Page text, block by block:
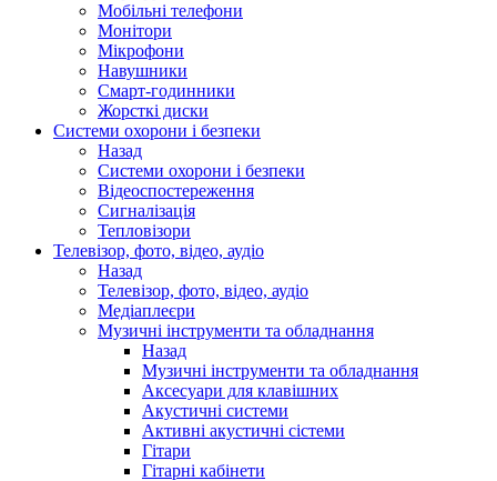
Мобільні телефони
Монітори
Мікрофони
Навушники
Смарт-годинники
Жорсткі диски
Системи охорони і безпеки
Назад
Системи охорони і безпеки
Відеоспостереження
Сигналізація
Тепловізори
Телевізор, фото, відео, аудіо
Назад
Телевізор, фото, відео, аудіо
Медіаплеєри
Музичні інструменти та обладнання
Назад
Музичні інструменти та обладнання
Аксесуари для клавішних
Акустичні системи
Активні акустичні сістеми
Гітари
Гітарні кабінети